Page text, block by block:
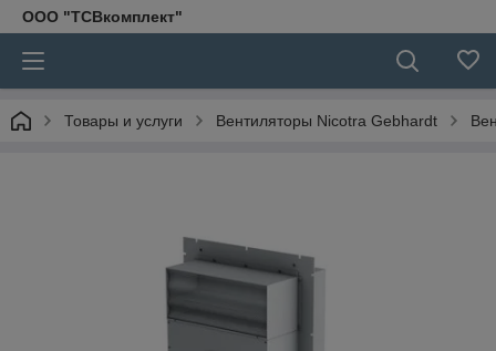
ООО "ТСВкомплект"
Товары и услуги Вентиляторы Nicotra Gebhardt